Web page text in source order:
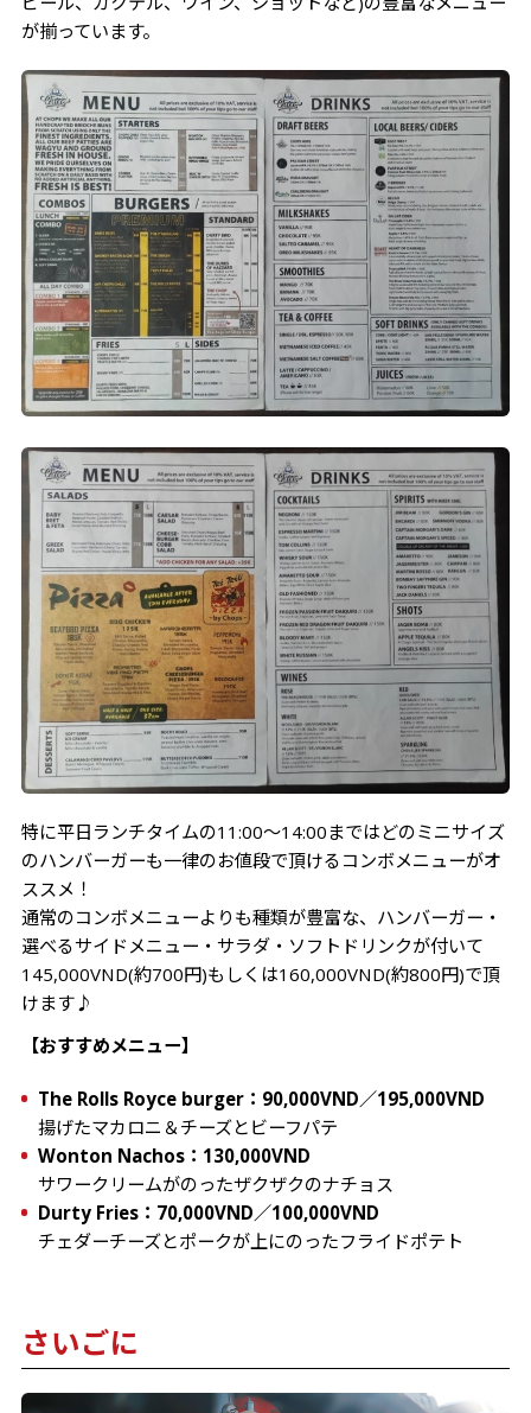
が揃っています。
特に平日ランチタイムの11:00～14:00まではどのミニサイズ
のハンバーガーも一律のお値段で頂けるコンボメニューがオ
ススメ！
通常のコンボメニューよりも種類が豊富な、ハンバーガー・
選べるサイドメニュー・サラダ・ソフトドリンクが付いて
145,000VND(約700円)もしくは160,000VND(約800円)で頂
けます♪
【おすすめメニュー】
揚げたマカロニ＆チーズとビーフパテ
サワークリームがのったザクザクのナチョス
チェダーチーズとポークが上にのったフライドポテト
さいごに